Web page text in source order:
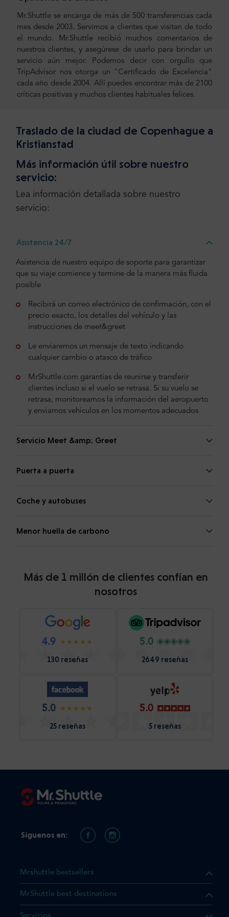
Mr.Shuttle se encarga de más de 500 transferencias cada
mes desde 2003. Servimos a clientes que visitan de todo
el mundo. Mr.Shuttle recibió muchos comentarios de
nuestros clientes, y asegúrese de usarlo para brindar un
servicio aún mejor. Podemos decir con orgullo que
TripAdvisor nos otorga un "Certificado de Excelencia"
cada año desde 2004. Allí puedes encontrar más de 2100
críticas positivas y muchos clientes habituales felices.
Traslado de la ciudad de Copenhague a
Kristianstad
Más información útil sobre nuestro
servicio:
Lea información detallada sobre nuestro
servicio:
Asistencia 24/7
Asistencia de nuestro equipo de soporte para garantizar
que su viaje comience y termine de la manera más fluida
posible
Recibirá un correo electrónico de confirmación, con el
precio exacto, los detalles del vehículo y las
instrucciones de meet&greet
Le enviaremos un mensaje de texto indicando
cualquier cambio o atasco de tráfico
MrShuttle.com garantías de reunirse y transferir
clientes incluso si el vuelo se retrasa. Si su vuelo se
retrasa, monitoreamos la información del aeropuerto
y enviamos vehículos en los momentos adecuados
Servicio Meet &amp; Greet
Puerta a puerta
Coche y autobuses
Menor huella de carbono
Más de 1 millón de clientes confían en
nosotros
4.9
130 reseñas
5.0
2649 reseñas
5.0
25 reseñas
5.0
5 reseñas
el producto que busca ya
Mrshuttle bestsellers
MrShuttle best destinations
Síguenos en: